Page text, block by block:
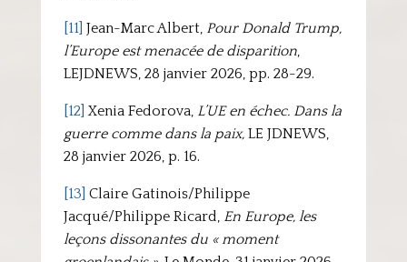
[11] Jean-Marc Albert, Pour Donald Trump,
l’Europe est menacée de disparition,
LEJDNEWS, 28 janvier 2026, pp. 28-29.
[12] Xenia Fedorova, L’UE en échec. Dans la
guerre comme dans la paix, LE JDNEWS,
28 janvier 2026, p. 16.
[13] Claire Gatinois/Philippe
Jacqué/Philippe Ricard, En Europe, les
leçons dissonantes du « moment